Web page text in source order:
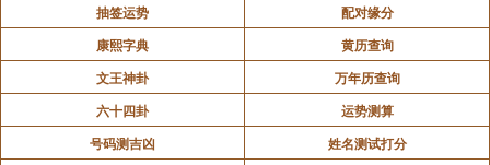
将黄金巧妙地放置在书房的书桌或书柜上，能够借助黄
金的能量提升文昌运。对于学生而言，有助于激发学习
灵感，提高学习效率，在学业上取得更优异的成绩；对
于职场人士来说，则能增强工作中的创造力和决策能
力，助力事业更上一层楼。
抽签运势
配对缘分
康熙字典
黄历查询
文王神卦
万年历查询
六十四卦
运势测算
号码测吉凶
姓名测试打分